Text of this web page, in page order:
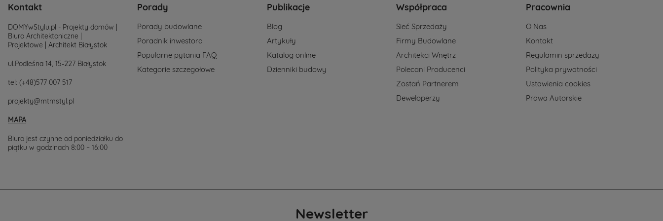
natury,
trwałość
i
wyjątkowy
klimat
zarówno
Kontakt
DOMYwStylu.pl - Projekty domów |
Biuro Architektoniczne |
Projektowe | Architekt Białystok
ul.Podleśna 14, 15-227 Białystok
tel: (+48)577 007 517
projekty@mtmstyl.pl
MAPA
Biuro jest czynne od poniedziałku do
piątku w godzinach 8:00 – 16:00
Porady
Porady budowlane
Poradnik inwestora
Popularne pytania FAQ
Kategorie szczegołowe
Publikacje
Blog
Artykuły
Katalog online
Dzienniki budowy
Współpraca
Sieć Sprzedaży
Firmy Budowlane
Architekci Wnętrz
Polecani Producenci
Zostań Partnerem
Deweloperzy
Pracownia
O Nas
Kontakt
Regulamin sprzedaży
Polityka prywatności
Ustawienia cookies
Prawa Autorskie
Newsletter